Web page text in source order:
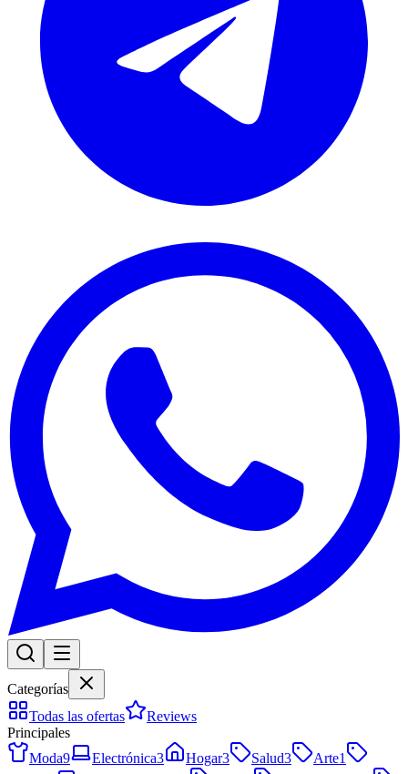
Categorías
Todas las ofertas
Reviews
Principales
Moda9 Electrónica3 Hogar3 Salud3 Arte1